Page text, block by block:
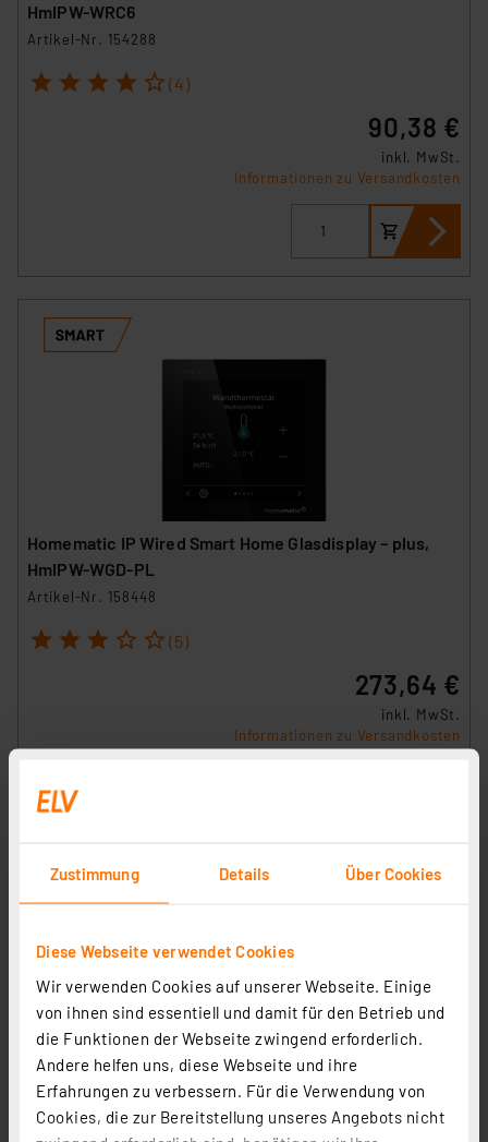
Zustimmung Details Über Cookies
Diese Webseite verwendet Cookies
Wir verwenden Cookies auf unserer Webseite. Einige
von ihnen sind essentiell und damit für den Betrieb und
die Funktionen der Webseite zwingend erforderlich.
Andere helfen uns, diese Webseite und ihre
Erfahrungen zu verbessern. Für die Verwendung von
Cookies, die zur Bereitstellung unseres Angebots nicht
HmIPW-WRC6
Artikel-Nr. 154288
1 2 3 4 5 (4)
90,38 €
inkl. MwSt.
Informationen zu Versandkosten
Homematic IP Wired Smart Home Glasdisplay – plus,
HmIPW-WGD-PL
Artikel-Nr. 158448
1 2 3 4 5 (5)
273,64 €
inkl. MwSt.
Informationen zu Versandkosten
Homematic IP Wired Smart Home Glasdisplay, HmIPW-
WGD